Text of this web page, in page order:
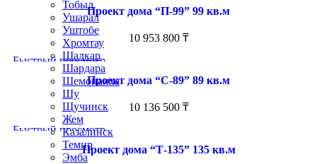
Тобыл
Ушарал
Уштобе
Хромтау
Шалкар
Шардара
Шемонаиха
Шу
Щучинск
Жем
Казалинск
Темир
Эмба
Проект дома “П-99” 99 кв.м
10 953 800 ₸
Быстрый просмотр
Проект дома “С-89” 89 кв.м
10 136 500 ₸
Быстрый просмотр
Проект дома “Т-135” 135 кв.м